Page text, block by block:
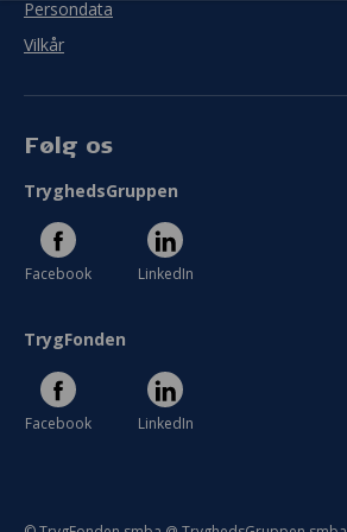
Persondata
Vilkår
Følg os
TryghedsGruppen
Facebook LinkedIn
TrygFonden
Facebook LinkedIn